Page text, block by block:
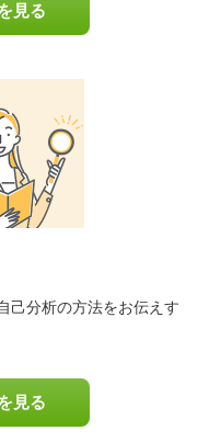
見る
己分析の方法をお伝えす
見る